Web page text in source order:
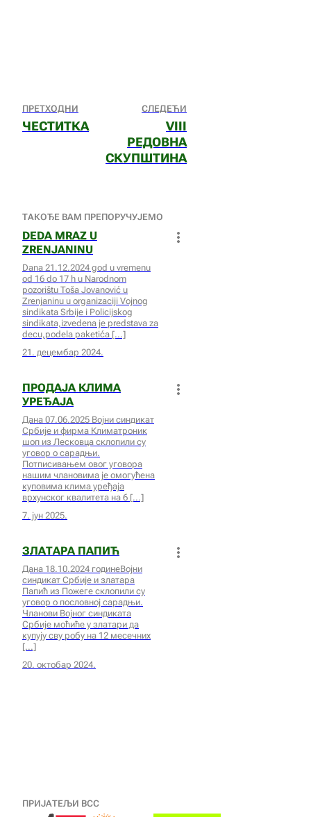
ПРЕТХОДНИ
ЧЕСТИТКА
СЛЕДЕЋИ
VIII
РЕДОВНА
СКУПШТИНА
ТАКОЂЕ ВАМ ПРЕПОРУЧУЈЕМО
DEDA MRAZ U
ZRENJANINU
Dana 21.12.2024 god u vremenu
od 16 do 17 h u Narodnom
pozorištu Toša Jovanović u
Zrenjaninu u organizaciji Vojnog
sindikata Srbije i Policijskog
sindikata,izvedena je predstava za
decu,podela paketića
21. децембар 2024.
ПРОДАЈА КЛИМА
УРЕЂАЈА
Дана 07.06.2025 Војни синдикат
Србије и фирма Климатроник
шоп из Лесковца склопили су
уговор о сарадњи.
Потписивањем овог уговора
нашим члановима је омогућена
куповима клима уређаја
врхунског квалитета на 6
7. јун 2025.
ЗЛАТАРА ПАПИЋ
Дана 18.10.2024 годинеВојни
синдикат Србије и златара
Папић из Пожеге склопили су
уговор о пословној сарадњи.
Чланови Војног синдиката
Србије моћиће у златари да
купују сву робу на 12 месечних
20. октобар 2024.
ПРИЈАТЕЉИ ВСС